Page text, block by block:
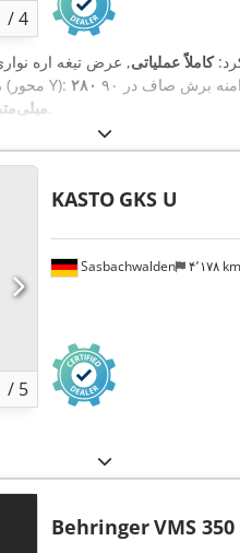
/4
کاملاً عملیاتی, عرض تیغه اره
, دامنه برش مسطح در ۴۵ درجه (محور Y):
۲۸۰ میلی‌متر,
/ 5
Sasbachwalden ۴٬۱۷۸ km
KASTO GKS U
BehringerVMS 350